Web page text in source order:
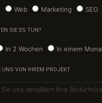
Web Marketing SEO
SIE ES TUN?
In 2 Wochen In einem
UNS VON IHREM PROJEKT